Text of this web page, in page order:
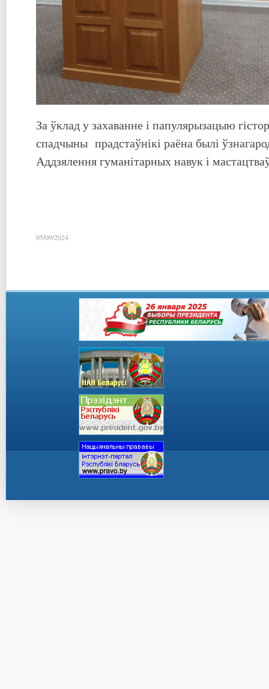
За ўклад у захаванне і папулярызацыю
спадчыны прадстаўнікі раёна былі
Аддзялення гуманітарных навук і
05/09/2024